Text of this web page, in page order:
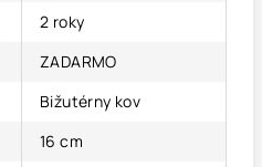
2 roky
ZADARMO
Bižutérny kov
16 cm